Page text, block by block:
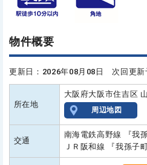
物件概要
更新日：2026年08月08日 次回更新
所在地
大阪府大阪市住吉区
周辺地図
交通
南海電鉄高野線 『我
ＪＲ阪和線 『我孫子